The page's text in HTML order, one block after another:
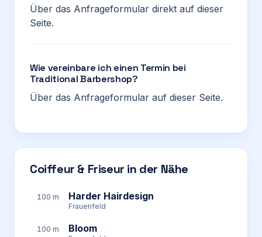
Über das Anfrageformular direkt auf dieser
Seite.
Wie vereinbare ich einen Termin bei
Traditional Barbershop?
Über das Anfrageformular auf dieser Seite.
Coiffeur & Friseur in der Nähe
100 m Harder Hairdesign
Frauenfeld
100 m Bloom